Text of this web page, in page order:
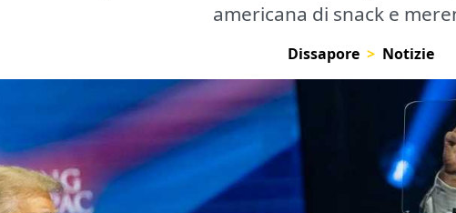
americana di snack e
Dissapore Notizie